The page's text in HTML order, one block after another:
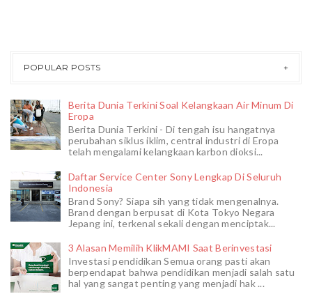
POPULAR POSTS
Berita Dunia Terkini Soal Kelangkaan Air Minum Di
Eropa
Berita Dunia Terkini - Di tengah isu hangatnya
perubahan siklus iklim, central industri di Eropa
telah mengalami kelangkaan karbon dioksi...
Daftar Service Center Sony Lengkap Di Seluruh
Indonesia
Brand Sony? Siapa sih yang tidak mengenalnya.
Brand dengan berpusat di Kota Tokyo Negara
Jepang ini, terkenal sekali dengan menciptak...
3 Alasan Memilih KlikMAMI Saat Berinvestasi
Investasi pendidikan Semua orang pasti akan
berpendapat bahwa pendidikan menjadi salah satu
hal yang sangat penting yang menjadi hak ...